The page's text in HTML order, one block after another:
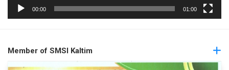
00:00 01:00
Member of SMSI Kaltim